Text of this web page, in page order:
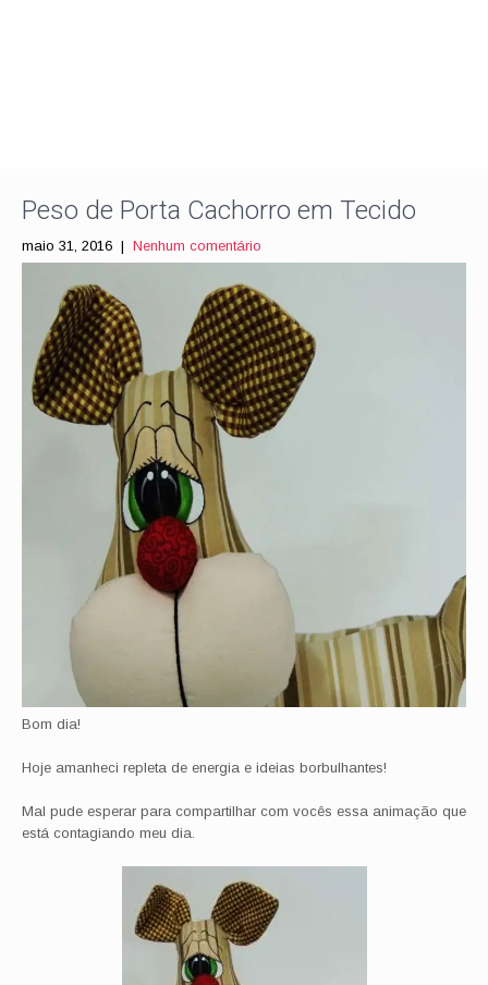
Peso de Porta Cachorro em Tecido
maio 31, 2016 | Nenhum comentário
Bom dia!
Hoje amanheci repleta de energia e ideias borbulhantes!
Mal pude esperar para compartilhar com vocês essa animação que
está contagiando meu dia.